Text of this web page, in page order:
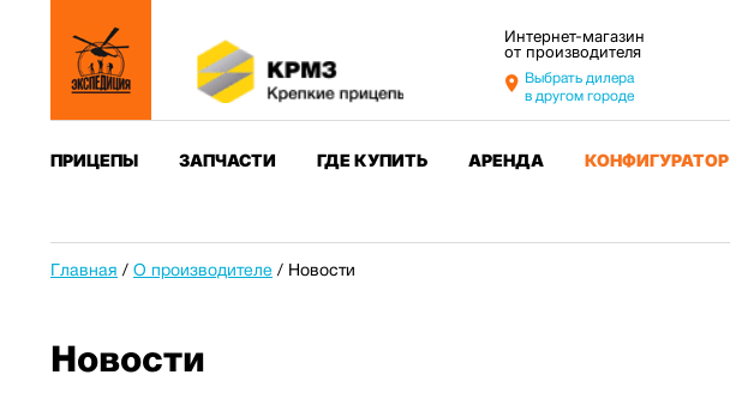
Интернет-магазин
от производителя
Выбрать дилера
в другом городе
ПРИЦЕПЫ ЗАПЧАСТИ ГДЕ КУПИТЬ АРЕНДА КОНФИГУРАТОР
Главная / О производителе / Новости
Новости